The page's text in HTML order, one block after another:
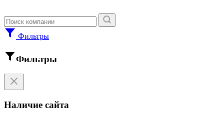
Фильтры
Фильтры
Наличие сайта